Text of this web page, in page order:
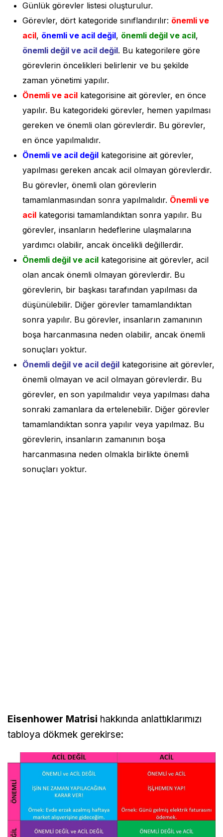
Günlük görevler listesi oluşturulur.
Görevler, dört kategoride sınıflandırılır: önemli ve
acil, önemli ve acil değil, önemli değil ve acil,
önemli değil ve acil değil. Bu kategorilere göre
görevlerin öncelikleri belirlenir ve bu şekilde
zaman yönetimi yapılır.
Önemli ve acil kategorisine ait görevler, en önce
yapılır. Bu kategorideki görevler, hemen yapılması
gereken ve önemli olan görevlerdir. Bu görevler,
en önce yapılmalıdır.
Önemli ve acil değil kategorisine ait görevler,
yapılması gereken ancak acil olmayan görevlerdir.
Bu görevler, önemli olan görevlerin
tamamlanmasından sonra yapılmalıdır. Önemli ve
acil kategorisi tamamlandıktan sonra yapılır. Bu
görevler, insanların hedeflerine ulaşmalarına
yardımcı olabilir, ancak öncelikli değillerdir.
Önemli değil ve acil kategorisine ait görevler, acil
olan ancak önemli olmayan görevlerdir. Bu
görevlerin, bir başkası tarafından yapılması da
düşünülebilir. Diğer görevler tamamlandıktan
sonra yapılır. Bu görevler, insanların zamanının
boşa harcanmasına neden olabilir, ancak önemli
sonuçları yoktur.
Önemli değil ve acil değil kategorisine ait görevler,
önemli olmayan ve acil olmayan görevlerdir. Bu
görevler, en son yapılmalıdır veya yapılması daha
sonraki zamanlara da ertelenebilir. Diğer görevler
tamamlandıktan sonra yapılır veya yapılmaz. Bu
görevlerin, insanların zamanının boşa
harcanmasına neden olmakla birlikte önemli
sonuçları yoktur.
Eisenhower Matrisi hakkında anlattıklarımızı
tabloya dökmek gerekirse: